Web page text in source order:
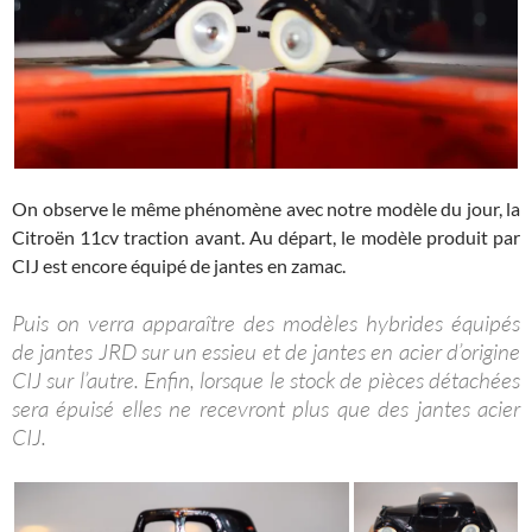
On observe le même phénomène avec notre modèle du jour, la
Citroën 11cv traction avant. Au départ, le modèle produit par
CIJ est encore équipé de jantes en zamac.
Puis on verra apparaître des modèles hybrides équipés
de jantes JRD sur un essieu et de jantes en acier d’origine
CIJ sur l’autre. Enfin, lorsque le stock de pièces détachées
sera épuisé elles ne recevront plus que des jantes acier
CIJ.